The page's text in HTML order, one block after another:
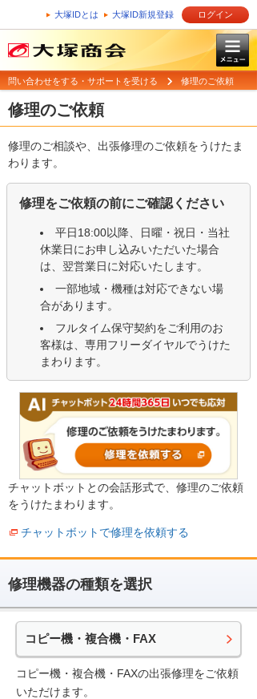
大塚IDとは 大塚ID新規登録 ログイン
問い合わせをする・サポートを受ける 修理のご依頼
修理のご依頼
修理のご相談や、出張修理のご依頼をうけたま
わります。
修理をご依頼の前にご確認ください
平日18:00以降、日曜・祝日・当社
休業日にお申し込みいただいた場合
は、翌営業日に対応いたします。
一部地域・機種は対応できない場
合があります。
フルタイム保守契約をご利用のお
客様は、専用フリーダイヤルでうけた
まわります。
チャットボットとの会話形式で、修理のご依頼
をうけたまわります。
チャットボットで修理を依頼する
修理機器の種類を選択
コピー機・複合機・FAX
コピー機・複合機・FAXの出張修理をご依頼
いただけます。